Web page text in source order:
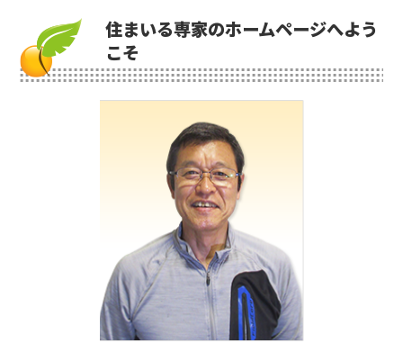
住まいる専家のホームページへよう
こそ